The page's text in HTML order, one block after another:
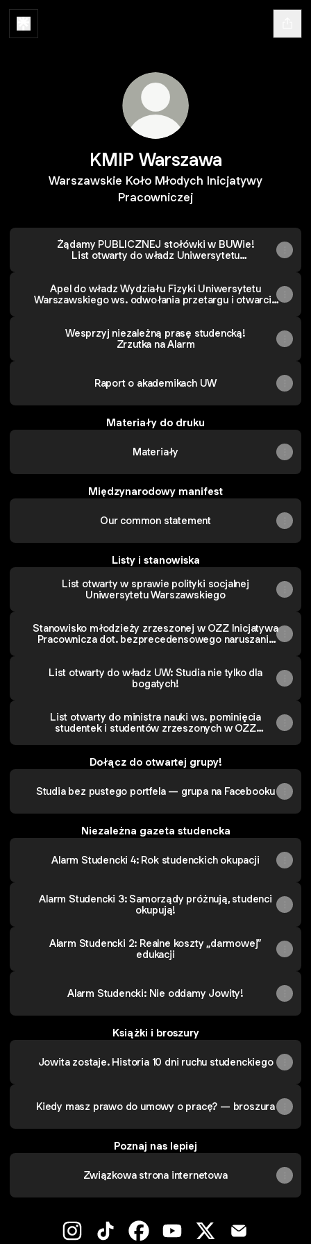
KMIP Warszawa
Warszawskie Koło Młodych Inicjatywy
Pracowniczej
Żądamy PUBLICZNEJ stołówki w BUWie!
List otwarty do władz Uniwersytetu
Apel do władz Wydziału Fizyki Uniwersytetu
Warszawskiego ws. odwołania przetargu i otwarcia
Wesprzyj niezależną prasę studencką!
Zrzutka na Alarm
Raport o akademikach UW
Materiały do druku
Materiały
Międzynarodowy manifest
Our common statement
Listy i stanowiska
List otwarty w sprawie polityki socjalnej
Uniwersytetu Warszawskiego
Stanowisko młodzieży zrzeszonej w OZZ Inicjatywa
Pracownicza dot. bezprecedensowego naruszania
List otwarty do władz UW: Studia nie tylko dla
bogatych!
List otwarty do ministra nauki ws. pominięcia
studentek i studentów zrzeszonych w OZZ
Dołącz do otwartej grupy!
Studia bez pustego portfela — grupa na Facebooku
Niezależna gazeta studencka
Alarm Studencki 4: Rok studenckich okupacji
Alarm Studencki 3: Samorządy próżnują, studenci
okupują!
Alarm Studencki 2: Realne koszty „darmowej”
edukacji
Alarm Studencki: Nie oddamy Jowity!
Książki i broszury
Jowita zostaje. Historia 10 dni ruchu studenckiego
Kiedy masz prawo do umowy o pracę? — broszura
Poznaj nas lepiej
Związkowa strona internetowa